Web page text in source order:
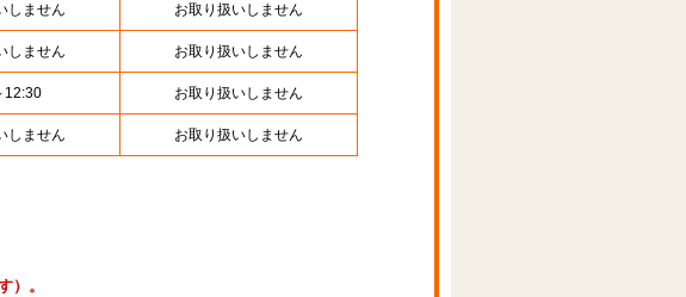
しません お取り扱いしません
しません お取り扱いしません
12:30 お取り扱いしません
しません お取り扱いしません
）。